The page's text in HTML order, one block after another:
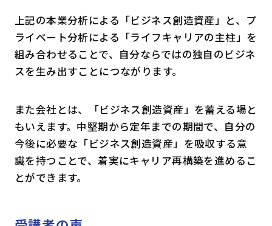
上記の本業分析による「ビジネス創造資産」と、プ
ライベート分析による「ライフキャリアの主柱」を
組み合わせることで、自分ならではの独自のビジネ
スを生み出すことにつながります。
また会社とは、「ビジネス創造資産」を蓄える場と
もいえます。中堅期から定年までの期間で、自分の
今後に必要な「ビジネス創造資産」を吸収する意
識を持つことで、着実にキャリア再構築を進めるこ
とができます。